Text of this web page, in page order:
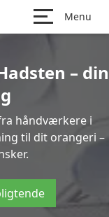
Menu
– din
håndværkere i
til dit orangeri –